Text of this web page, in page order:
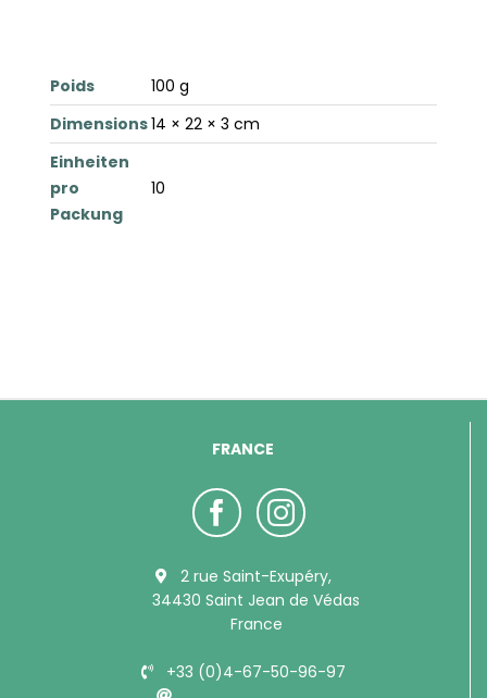
Poids
100 g
Dimensions14 × 22 × 3 cm
Einheiten
pro
Packung
10
FRANCE
2 rue Saint-Exupéry,
34430 Saint Jean de Védas
France
+33 (0)4-67-50-96-97